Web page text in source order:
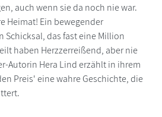
auch wenn sie da noch nie war.
Heimat! Ein bewegender
Schicksal, das fast eine Million
haben Herzzerreißend, aber nie
Autorin Hera Lind erzählt in ihrem
Preis' eine wahre Geschichte, die